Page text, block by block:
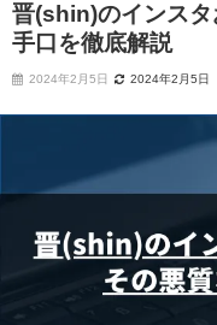
晋(shin)のインス
手口を徹底解説
2024年2月5日 2024年2月5日